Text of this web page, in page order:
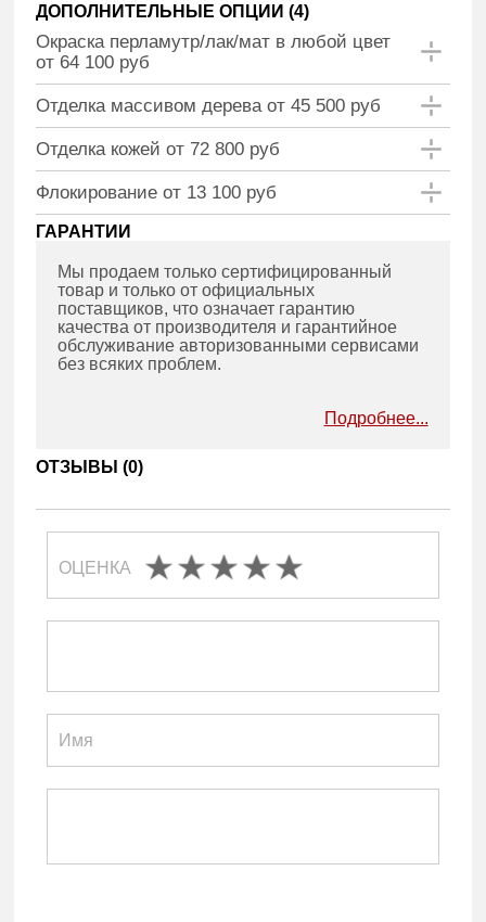
ДОПОЛНИТЕЛЬНЫЕ ОПЦИИ (4)
Окраска перламутр/лак/мат в любой цвет
от 64 100 руб
Отделка массивом дерева от 45 500 руб
Отделка кожей от 72 800 руб
Флокирование от 13 100 руб
ГАРАНТИИ
Мы продаем только сертифицированный
товар и только от официальных
поставщиков, что означает гарантию
качества от производителя и гарантийное
обслуживание авторизованными сервисами
без всяких проблем.
Подробнее...
ОТЗЫВЫ (0)
ОЦЕНКА